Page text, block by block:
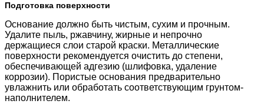
Подготовка поверхности
Основание должно быть чистым, сухим и прочным.
Удалите пыль, ржавчину, жирные и непрочно
держащиеся слои старой краски. Металлические
поверхности рекомендуется очистить до степени,
обеспечивающей адгезию (шлифовка, удаление
коррозии). Пористые основания предварительно
увлажнить или обработать соответствующим грунтом-
наполнителем.